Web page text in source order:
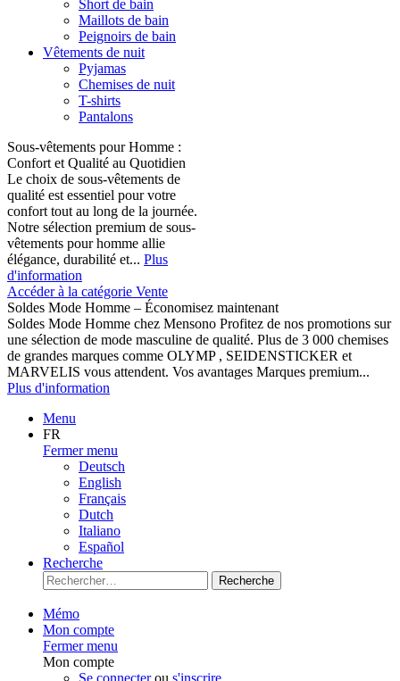
Short de bain
Maillots de bain
Peignoirs de bain
Vêtements de nuit
Pyjamas
Chemises de nuit
T-shirts
Pantalons
Sous-vêtements pour Homme :
Confort et Qualité au Quotidien
Le choix de sous-vêtements de
qualité est essentiel pour votre
confort tout au long de la journée.
Notre sélection premium de sous-
vêtements pour homme allie
élégance, durabilité et... Plus
d'information
Accéder à la catégorie Vente
Soldes Mode Homme – Économisez maintenant
Soldes Mode Homme chez Mensono Profitez de nos promotions sur
une sélection de mode masculine de qualité. Plus de 3 000 chemises
de grandes marques comme OLYMP , SEIDENSTICKER et
MARVELIS vous attendent. Vos avantages Marques premium...
Plus d'information
Menu
FR
Fermer menu
Deutsch
English
Français
Dutch
Italiano
Español
Recherche
Recherche
Mémo
Mon compte
Fermer menu
Mon compte
Se connecterou s'inscrire